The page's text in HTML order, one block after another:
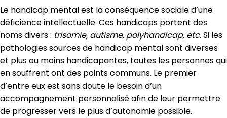
Le handicap mental est la conséquence sociale d’une
déficience intellectuelle. Ces handicaps portent des
noms divers : trisomie, autisme, polyhandicap, etc. Si les
pathologies sources de handicap mental sont diverses
et plus ou moins handicapantes, toutes les personnes qui
en souffrent ont des points communs. Le premier
d’entre eux est sans doute le besoin d’un
accompagnement personnalisé afin de leur permettre
de progresser vers le plus d’autonomie possible.